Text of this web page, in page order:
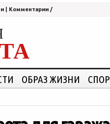
Комментарии /
ОБРАЗ ЖИЗНИ